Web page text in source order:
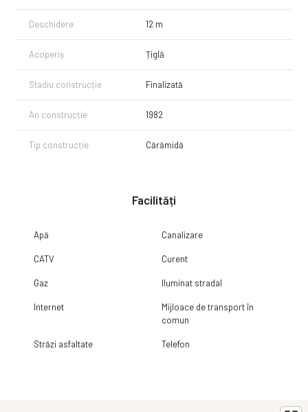
Deschidere 12 m
Acoperiș Țiglă
Stadiu construcție Finalizată
An construcție 1982
Tip construcție Cărămidă
Facilități
Apă Canalizare
CATV Curent
Gaz Iluminat stradal
Internet
Mijloace de transport în
comun
Străzi asfaltate Telefon